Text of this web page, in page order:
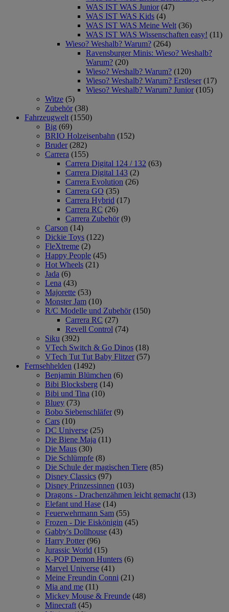
WAS IST WAS Junior (47)
WAS IST WAS Kids (4)
WAS IST WAS Meine Welt (36)
WAS IST WAS Wissenschaften easy! (11)
Wieso? Weshalb? Warum? (264)
Ravensburger Minis: Wieso? Weshalb?
Warum? (20)
Wieso? Weshalb? Warum? (120)
Wieso? Weshalb? Warum? Erstleser (17)
Wieso? Weshalb? Warum? Junior (105)
Witze (5)
Zubehör (38)
Fahrzeugwelt (1550)
Big (69)
BRIO Holzeisenbahn (152)
Bruder (282)
Carrera (155)
Carrera Digital 124 / 132 (63)
Carrera Digital 143 (2)
Carrera Evolution (26)
Carrera GO (35)
Carrera Hybrid (17)
Carrera RC (26)
Carrera Zubehör (9)
Carson (14)
Dickie Toys (122)
FleXtreme (2)
Happy People (45)
Hot Wheels (21)
Jada (6)
Lena (43)
Majorette (53)
Monster Jam (10)
R/C Modelle und Zubehör (150)
Carrera RC (27)
Revell Control (74)
Siku (392)
VTech Switch & Go Dinos (18)
VTech Tut Tut Baby Flitzer (57)
Fernsehhelden (1492)
Benjamin Blümchen (6)
Bibi Blocksberg (14)
Bibi und Tina (10)
Bluey (73)
Bobo Siebenschläfer (9)
Cars (10)
DC Universe (25)
Die Biene Maja (11)
Die Maus (30)
Die Schlümpfe (8)
Die Schule der magischen Tiere (85)
Disney Classics (97)
Disney Prinzessinnen (103)
Dragons - Drachenzähmen leicht gemacht (13)
Elefant und Hase (14)
Feuerwehrmann Sam (55)
Frozen - Die Eiskönigin (45)
Gabby's Dollhouse (43)
Harry Potter (96)
Jurassic World (15)
K-POP Demon Hunters (6)
Marvel Universe (41)
Meine Freundin Conni (21)
Mia and me (11)
Mickey Mouse & Freunde (48)
Minecraft (45)